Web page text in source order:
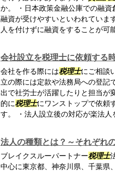
か。 ・日本政策金融公庫での融
融資が受けやすいといわれていま
人を付けずに融資をすることが可
会社設立を税理士に依頼する
会社を作る際には税理士にご相談
立の際には定款や法務局への登記
出で社労士が活躍したりと担当が
的に税理士にワンストップで依頼
す。 ・法人設立後の対応が楽法人
法人の種類とは？～それぞれ
ブレイクスルーパートナー税理士
中心に東京都、神奈川県、千葉県